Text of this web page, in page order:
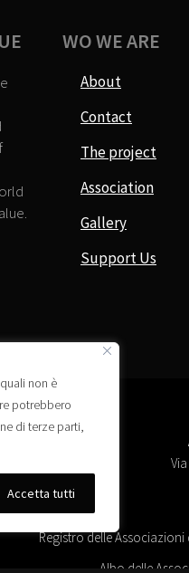
non è
potrebbero
di terze parti,
Accetta tutti
WO WE ARE
About
Contact
The project
Association
Gallery
Support Us
Registro delle Associazioni
Albo delle